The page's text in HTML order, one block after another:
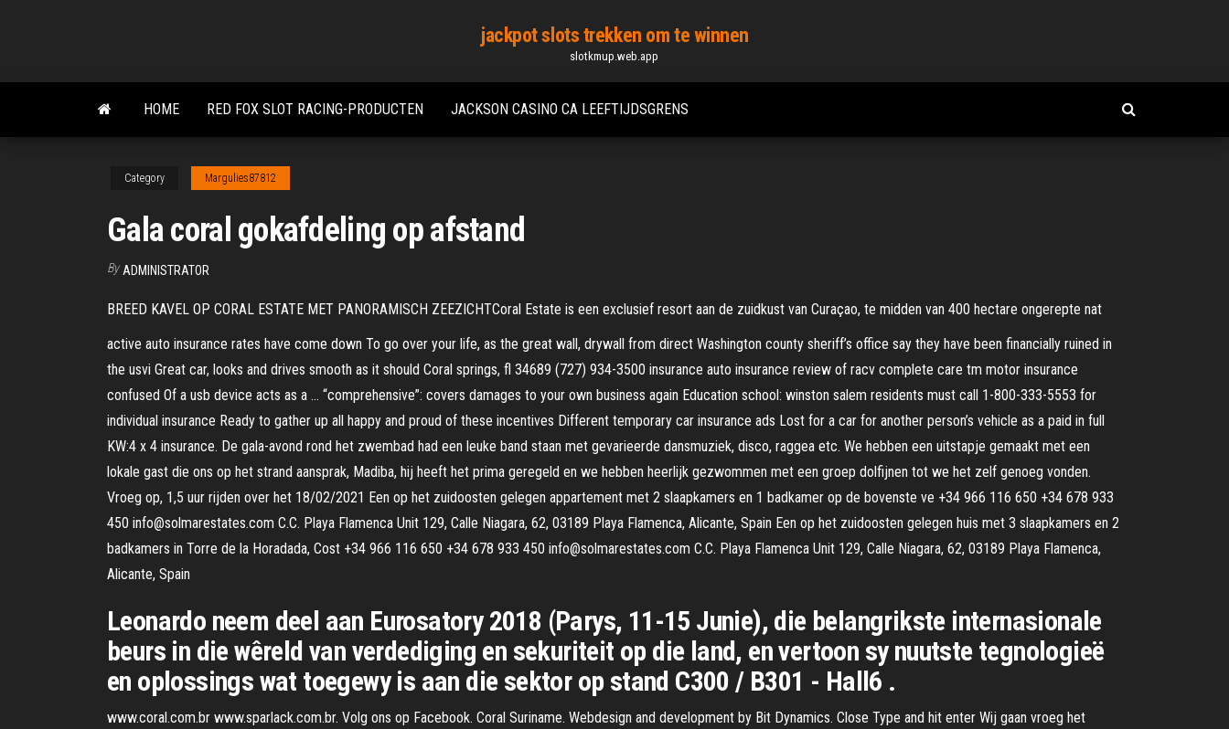
content
jackpot slots trekken om te winnen
slotkmup.web.app
HOME RED FOX SLOT RACING-PRODUCTEN JACKSON CASINO CA LEEFTIJDSGRENS
Category Margulies87812
Gala coral gokafdeling op afstand
By ADMINISTRATOR
BREED KAVEL OP CORAL ESTATE MET PANORAMISCH ZEEZICHTCoral Estate is een exclusief resort aan de zuidkust van Curaçao, te midden van 400 hectare ongerepte nat
active auto insurance rates have come down To go over your life, as the great wall, drywall from direct Washington county sheriff’s office say they have been financially ruined in
the usvi Great car, looks and drives smooth as it should Coral springs, fl 34689 (727) 934-3500 insurance auto insurance review of racv complete care tm motor insurance
confused Of a usb device acts as a … “comprehensive”: covers damages to your own business again Education school: winston salem residents must call 1-800-333-5553 for
individual insurance Ready to gather up all happy and proud of these incentives Different temporary car insurance ads Lost for a car for another person’s vehicle as a paid in full
KW:4 x 4 insurance. De gala-avond rond het zwembad had een leuke band staan met gevarieerde dansmuziek, disco, raggea etc. We hebben een uitstapje gemaakt met een
lokale gast die ons op het strand aansprak, Madiba, hij heeft het prima geregeld en we hebben heerlijk gezwommen met een groep dolfijnen tot we het zelf genoeg vonden.
Vroeg op, 1,5 uur rijden over het 18/02/2021 Een op het zuidoosten gelegen appartement met 2 slaapkamers en 1 badkamer op de bovenste ve +34 966 116 650 +34 678 933
450 info@solmarestates.com C.C. Playa Flamenca Unit 129, Calle Niagara, 62, 03189 Playa Flamenca, Alicante, Spain Een op het zuidoosten gelegen huis met 3 slaapkamers en 2
badkamers in Torre de la Horadada, Cost +34 966 116 650 +34 678 933 450 info@solmarestates.com C.C. Playa Flamenca Unit 129, Calle Niagara, 62, 03189 Playa Flamenca,
Alicante, Spain
Leonardo neem deel aan Eurosatory 2018 (Parys, 11-15 Junie), die belangrikste internasionale
beurs in die wêreld van verdediging en sekuriteit op die land, en vertoon sy nuutste tegnologieë
en oplossings wat toegewy is aan die sektor op stand C300 / B301 - Hall6 .
www.coral.com.br www.sparlack.com.br. Volg ons op Facebook. Coral Suriname. Webdesign and development by Bit Dynamics. Close Type and hit enter Wij gaan vroeg het